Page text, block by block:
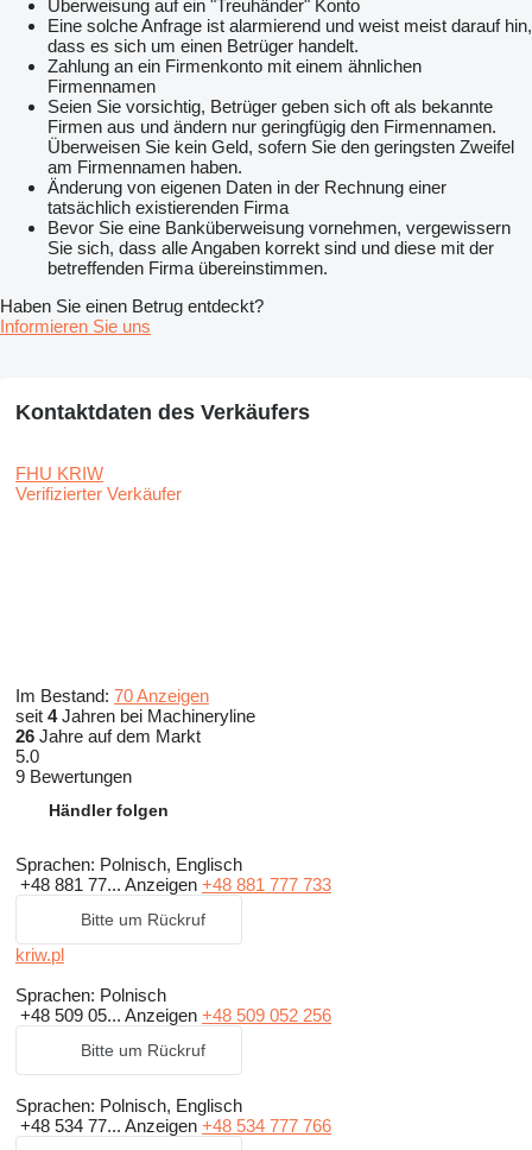
Überweisung auf ein "Treuhänder" Konto
Eine solche Anfrage ist alarmierend und weist meist darauf hin,
dass es sich um einen Betrüger handelt.
Zahlung an ein Firmenkonto mit einem ähnlichen
Firmennamen
Seien Sie vorsichtig, Betrüger geben sich oft als bekannte
Firmen aus und ändern nur geringfügig den Firmennamen.
Überweisen Sie kein Geld, sofern Sie den geringsten Zweifel
am Firmennamen haben.
Änderung von eigenen Daten in der Rechnung einer
tatsächlich existierenden Firma
Bevor Sie eine Banküberweisung vornehmen, vergewissern
Sie sich, dass alle Angaben korrekt sind und diese mit der
betreffenden Firma übereinstimmen.
Haben Sie einen Betrug entdeckt?
Informieren Sie uns
Kontaktdaten des Verkäufers
FHU KRIW
Verifizierter Verkäufer
Im Bestand: 70 Anzeigen
seit 4Jahren bei Machineryline
26 Jahre auf dem Markt
5.0
9 Bewertungen
Händler folgen
Sprachen: Polnisch, Englisch
+48 881 77... Anzeigen +48 881 777 733
Bitte um Rückruf
kriw.pl
Sprachen: Polnisch
+48 509 05... Anzeigen +48 509 052 256
Bitte um Rückruf
Sprachen: Polnisch, Englisch
+48 534 77... Anzeigen +48 534 777 766